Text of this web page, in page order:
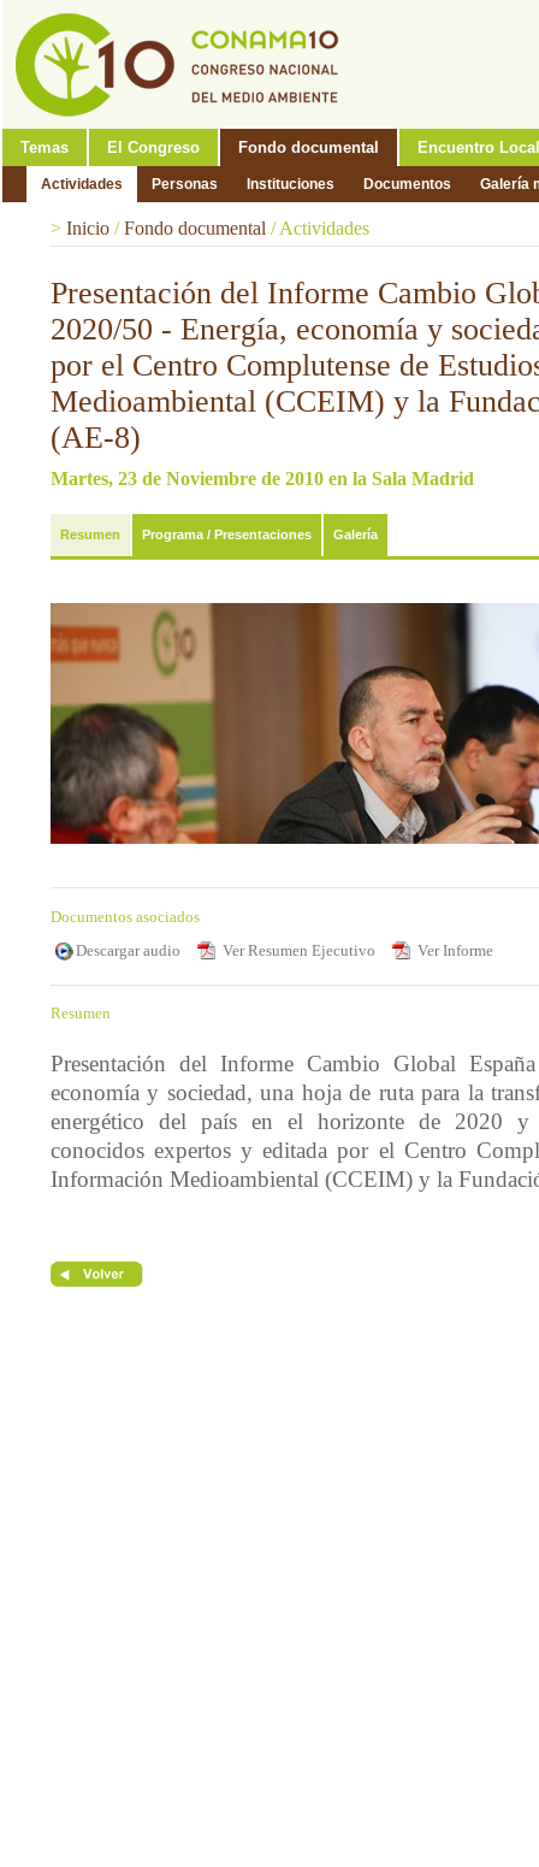
Temas El Congreso Fondo documental Encuentro Local
Actividades Personas Instituciones Documentos Galería
> Inicio /Fondo documental / Actividades
Presentación del Informe Cambio
2020/50 - Energía, economía y
por el Centro Complutense de
Medioambiental (CCEIM) y la
(AE-8)
Martes, 23 de Noviembre de 2010 en la Sala Madrid
Resumen Programa / Presentaciones Galería
Documentos asociados
Descargar audio
Ver Resumen Ejecutivo Ver Informe
Resumen
Presentación del Informe Cambio Global
economía y sociedad, una hoja de ruta para la
energético del país en el horizonte de 2020 y
conocidos expertos y editada por el Centro
Información Medioambiental (CCEIM) y la